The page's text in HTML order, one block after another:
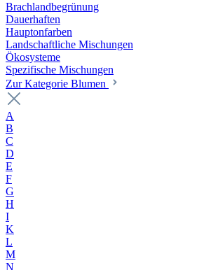
Brachlandbegrünung
Dauerhaften
Hauptonfarben
Landschaftliche Mischungen
Ökosysteme
Spezifische Mischungen
Zur Kategorie Blumen
A
B
C
D
E
F
G
H
I
K
L
M
N